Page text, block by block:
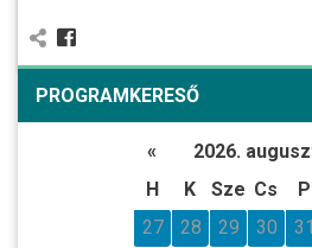
PROGRAMKERESŐ
« 2026.
H
K Sze Cs P
27
28 29 30 31